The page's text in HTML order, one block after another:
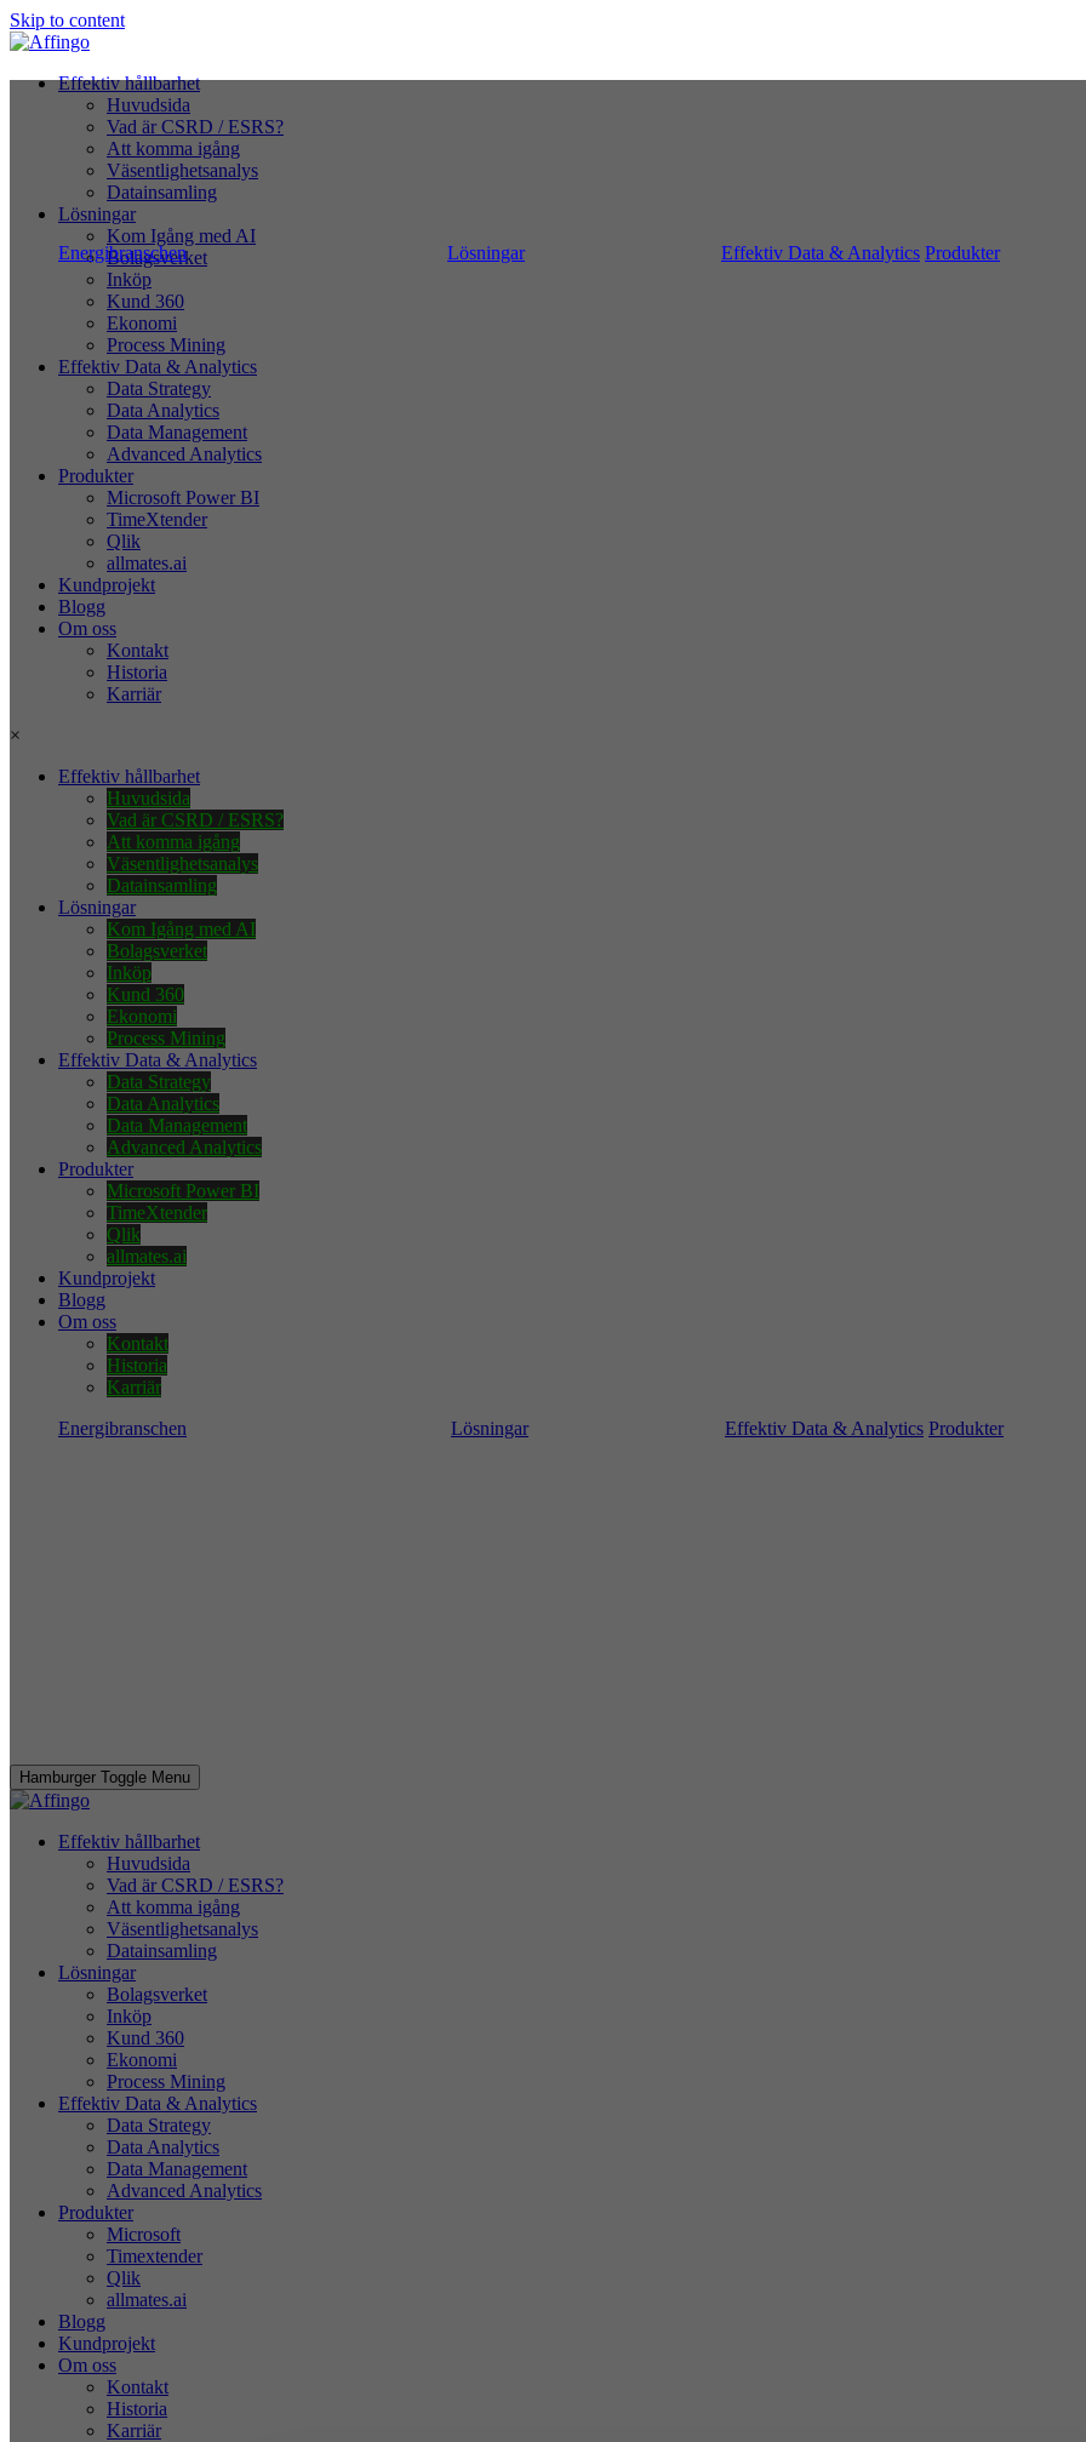
Skip to content
Effektiv hållbarhet
Huvudsida
Vad är CSRD / ESRS?
Att komma igång
Väsentlighetsanalys
Datainsamling
Lösningar
Kom Igång med AI
Bolagsverket
Inköp
Kund 360
Ekonomi
Process Mining
Effektiv Data & Analytics
Data Strategy
Data Analytics
Data Management
Advanced Analytics
Produkter
Microsoft Power BI
TimeXtender
Qlik
allmates.ai
Kundprojekt
Blogg
Om oss
Kontakt
Historia
Karriär
×
Effektiv hållbarhet
Huvudsida
Vad är CSRD / ESRS?
Att komma igång
Väsentlighetsanalys
Datainsamling
Lösningar
Kom Igång med AI
Bolagsverket
Inköp
Kund 360
Ekonomi
Process Mining
Effektiv Data & Analytics
Data Strategy
Data Analytics
Data Management
Advanced Analytics
Produkter
Microsoft Power BI
TimeXtender
Qlik
allmates.ai
Kundprojekt
Blogg
Om oss
Kontakt
Historia
Karriär
Energibranschen
Lösningar Effektiv Data & Analytics Produkter
Hamburger Toggle Menu
Effektiv hållbarhet
Huvudsida
Vad är CSRD / ESRS?
Att komma igång
Väsentlighetsanalys
Datainsamling
Lösningar
Bolagsverket
Inköp
Kund 360
Ekonomi
Process Mining
Effektiv Data & Analytics
Data Strategy
Data Analytics
Data Management
Advanced Analytics
Produkter
Microsoft
Timextender
Qlik
allmates.ai
Blogg
Kundprojekt
Om oss
Kontakt
Historia
Karriär
Energibranschen Lösningar Effektiv Data & Analytics Produkter